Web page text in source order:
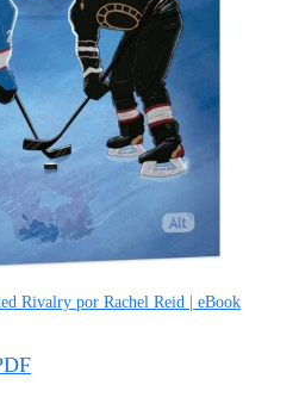
Rivalry por Rachel Reid | eBook